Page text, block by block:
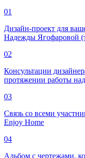
01
Дизайн-проект для
Надежды Ягофаровой
02
Консультации
протяжении работы
03
Связь со всеми
Enjoy Home
04
Альбом с чертежами,